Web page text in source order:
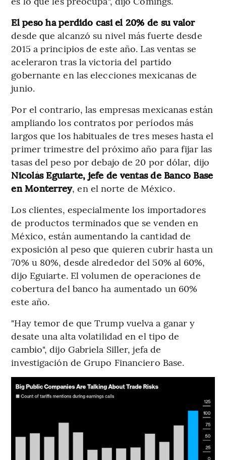
El peso ha perdido casi el 20% de su valor
desde que alcanzó su nivel más fuerte desde
2015 a principios de este año. Las ventas se
aceleraron tras la victoria del partido
gobernante en las elecciones mexicanas de
junio.
Por el contrario, las empresas mexicanas están
ampliando los contratos por períodos más
largos que los habituales de tres meses hasta el
primer trimestre del próximo año para fijar las
tasas del peso por debajo de 20 por dólar, dijo
Nicolás Eguiarte, jefe de ventas de Banco Base
en Monterrey, en el norte de México.
Los clientes, especialmente los importadores
de productos terminados que se venden en
México, están aumentando la cantidad de
exposición al peso que quieren cubrir hasta un
70% u 80%, desde alrededor del 50% al 60%,
dijo Eguiarte. El volumen de operaciones de
cobertura del banco ha aumentado un 60%
este año.
"Hay temor de que Trump vuelva a ganar y
desate una alta volatilidad en el tipo de
cambio", dijo Gabriela Siller, jefa de
investigación de Grupo Financiero Base.